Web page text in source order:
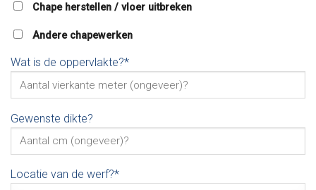
Chape herstellen / vloer uitbreken
Andere chapewerken
Wat is de oppervlakte?*
Gewenste dikte?
Locatie van de werf?*